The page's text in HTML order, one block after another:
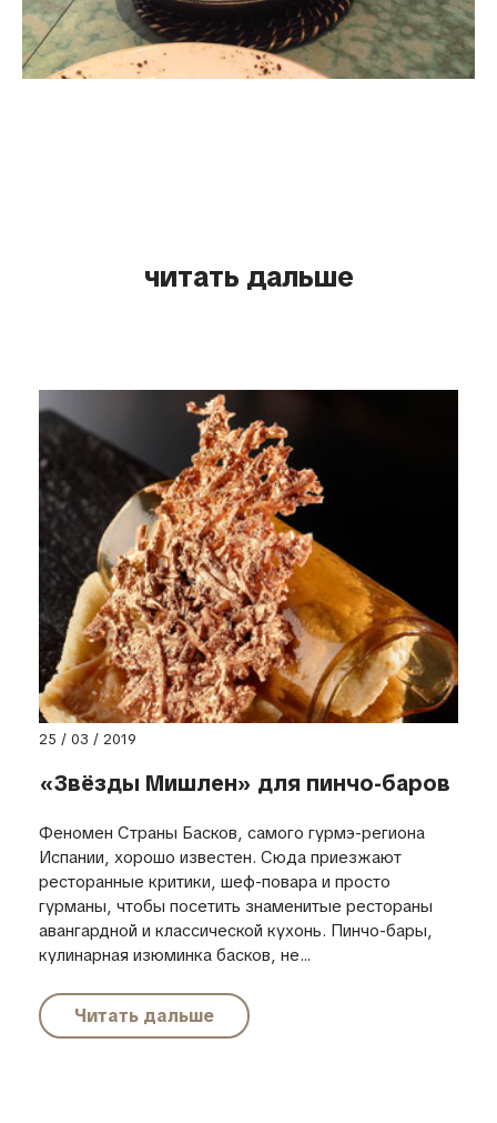
читать дальше
25 / 03 / 2019
«Звёзды Мишлен» для пинчо-баров
Феномен Страны Басков, самого гурмэ-региона
Испании, хорошо известен. Сюда приезжают
ресторанные критики, шеф-повара и просто
гурманы, чтобы посетить знаменитые рестораны
авангардной и классической кухонь. Пинчо-бары,
кулинарная изюминка басков, не...
Читать дальше